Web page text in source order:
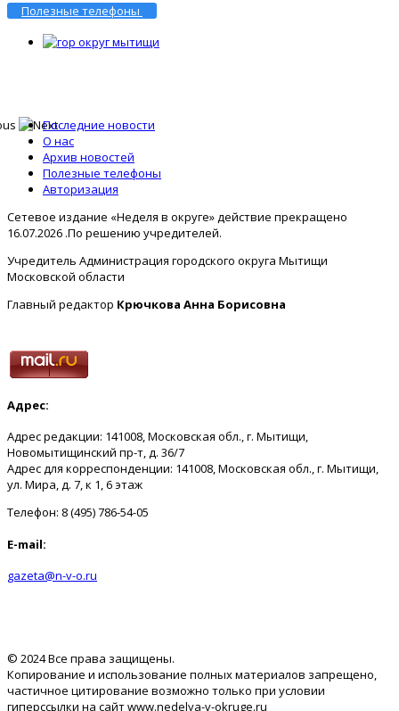
Полезные телефоны
Последние новости
О нас
Архив новостей
Полезные телефоны
Авторизация
Сетевое издание «Неделя в округе» действие прекращено
16.07.2026 .По решению учредителей.
Учредитель Администрация городского округа Мытищи
Московской области
Главный редактор Крючкова Анна Борисовна
Адрес:
Адрес редакции: 141008, Московская обл., г. Мытищи,
Новомытищинский пр-т, д. 36/7
Адрес для корреспонденции: 141008, Московская обл., г. Мытищи,
ул. Мира, д. 7, к 1, 6 этаж
Телефон: 8 (495) 786-54-05
E-mail:
gazeta@n-v-o.ru
© 2024 Все права защищены.
Копирование и использование полных материалов запрещено,
частичное цитирование возможно только при условии
гиперссылки на сайт www.nedelya-v-okruge.ru